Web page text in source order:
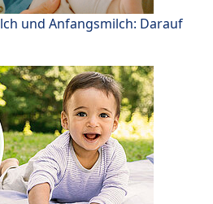
und Anfangsmilch: Darauf